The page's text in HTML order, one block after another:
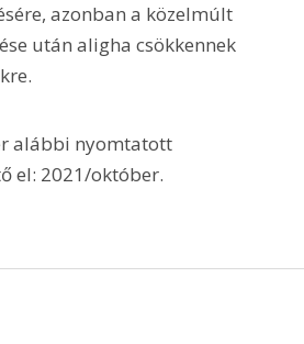
azonban a közelmúlt
után aligha csökkennek
alábbi nyomtatott
el: 2021/október.